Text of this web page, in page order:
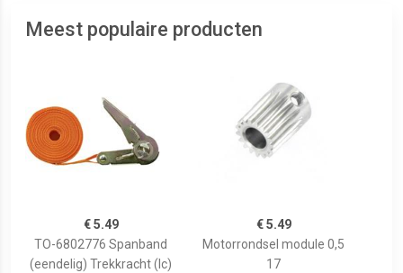
Meest populaire producten
€ 5.49
TO-6802776 Spanband
(eendelig) Trekkracht (lc)
€ 5.49
Motorrondsel module 0,5
17